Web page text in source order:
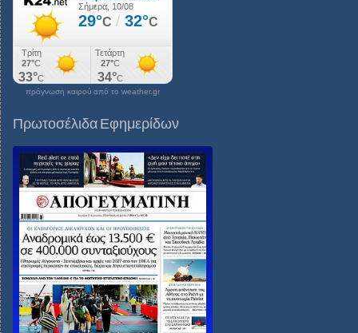
πρόγνωση καιρού από το weather.gr
Πρωτοσέλιδα Εφημερίδων